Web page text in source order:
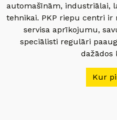
automašīnām, industriālai,
tehnikai. PKP riepu centri
servisa aprīkojumu,
speciālisti regulāri
dažādos
Kur